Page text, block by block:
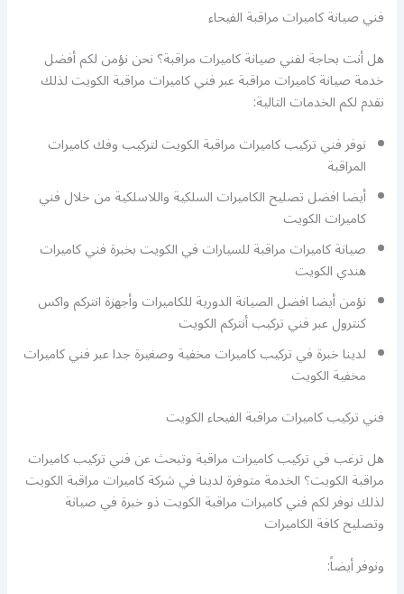
فني صيانة كاميرات مراقبة الفيحاء
هل أنت بحاجة لفني صيانة كاميرات مراقبة؟ نحن نؤمن لكم أفضل
خدمة صيانة كاميرات مراقبة عبر فني كاميرات مراقبة الكويت لذلك
نقدم لكم الخدمات التالية:
نوفر فني تركيب كاميرات مراقبة الكويت لتركيب وفك كاميرات
المراقبة
أيضا افضل تصليح الكاميرات السلكية واللاسلكية من خلال فني
كاميرات الكويت
صيانة كاميرات مراقبة للسيارات في الكويت بخبرة فني كاميرات
هندي الكويت
نؤمن أيضا افضل الصيانة الدورية للكاميرات وأجهزة انتركم واكس
كنترول عبر فني تركيب أنتركم الكويت
لدينا خبرة في تركيب كاميرات مخفية وصغيرة جدا عبر فني كاميرات
مخفية الكويت
فني تركيب كاميرات مراقبة الفيحاء الكويت
هل ترغب في تركيب كاميرات مراقبة وتبحث عن فني تركيب كاميرات
مراقبة الكويت؟ الخدمة متوفرة لدينا في شركة كاميرات مراقبة الكويت
لذلك نوفر لكم فني كاميرات مراقبة الكويت ذو خبرة في صيانة
وتصليح كافة الكاميرات
ونوفر أيضاً: